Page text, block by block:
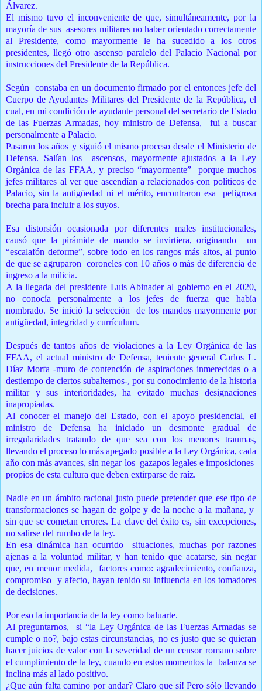
Álvarez.
El mismo tuvo el inconveniente de que, simultáneamente, por la
mayoría de sus asesores militares no haber orientado correctamente
al Presidente, como mayormente le ha sucedido a los otros
presidentes, llegó otro ascenso paralelo del Palacio Nacional por
instrucciones del Presidente de la República.
Según constaba en un documento firmado por el entonces jefe del
Cuerpo de Ayudantes Militares del Presidente de la República, el
cual, en mi condición de ayudante personal del secretario de Estado
de las Fuerzas Armadas, hoy ministro de Defensa, fui a buscar
personalmente a Palacio.
Pasaron los años y siguió el mismo proceso desde el Ministerio de
Defensa. Salían los ascensos, mayormente ajustados a la Ley
Orgánica de las FFAA, y preciso “mayormente” porque muchos
jefes militares al ver que ascendían a relacionados con políticos de
Palacio, sin la antigüedad ni el mérito, encontraron esa peligrosa
brecha para incluir a los suyos.
Esa distorsión ocasionada por diferentes males institucionales,
causó que la pirámide de mando se invirtiera, originando un
“escalafón deforme”, sobre todo en los rangos más altos, al punto
de que se agruparon coroneles con 10 años o más de diferencia de
ingreso a la milicia.
A la llegada del presidente Luis Abinader al gobierno en el 2020,
no conocía personalmente a los jefes de fuerza que había
nombrado. Se inició la selección de los mandos mayormente por
antigüedad, integridad y currículum.
Después de tantos años de violaciones a la Ley Orgánica de las
FFAA, el actual ministro de Defensa, teniente general Carlos L.
Díaz Morfa -muro de contención de aspiraciones inmerecidas o a
destiempo de ciertos subalternos-, por su conocimiento de la historia
militar y sus interioridades, ha evitado muchas designaciones
inapropiadas.
Al conocer el manejo del Estado, con el apoyo presidencial, el
ministro de Defensa ha iniciado un desmonte gradual de
irregularidades tratando de que sea con los menores traumas,
llevando el proceso lo más apegado posible a la Ley Orgánica, cada
año con más avances, sin negar los gazapos legales e imposiciones
propios de esta cultura que deben extirparse de raíz.
Nadie en un ámbito racional justo puede pretender que ese tipo de
transformaciones se hagan de golpe y de la noche a la mañana, y
sin que se cometan errores. La clave del éxito es, sin excepciones,
no salirse del rumbo de la ley.
En esa dinámica han ocurrido situaciones, muchas por razones
ajenas a la voluntad militar, y han tenido que acatarse, sin negar
que, en menor medida, factores como: agradecimiento, confianza,
compromiso y afecto, hayan tenido su influencia en los tomadores
de decisiones.
Por eso la importancia de la ley como baluarte.
Al preguntarnos, si “la Ley Orgánica de las Fuerzas Armadas se
cumple o no?, bajo estas circunstancias, no es justo que se quieran
hacer juicios de valor con la severidad de un censor romano sobre
el cumplimiento de la ley, cuando en estos momentos la balanza se
inclina más al lado positivo.
¿Que aún falta camino por andar? Claro que sí! Pero sólo llevando